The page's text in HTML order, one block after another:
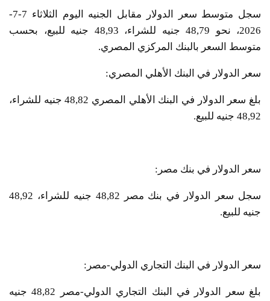
سجل متوسط سعر الدولار مقابل الجنيه اليوم الثلاثاء 7-7-
2026، نحو 48,79 جنيه للشراء، 48,93 جنيه للبيع، بحسب
متوسط السعر بالبنك المركزي المصري.
سعر الدولار في البنك الأهلي المصري:
بلغ سعر الدولار في البنك الأهلي المصري 48,82 جنيه للشراء،
48,92 جنيه للبيع.
سعر الدولار في بنك مصر:
سجل سعر الدولار في بنك مصر 48,82 جنيه للشراء، 48,92
جنيه للبيع.
سعر الدولار في البنك التجاري الدولي-مصر:
بلغ سعر الدولار في البنك التجاري الدولي-مصر 48,82 جنيه